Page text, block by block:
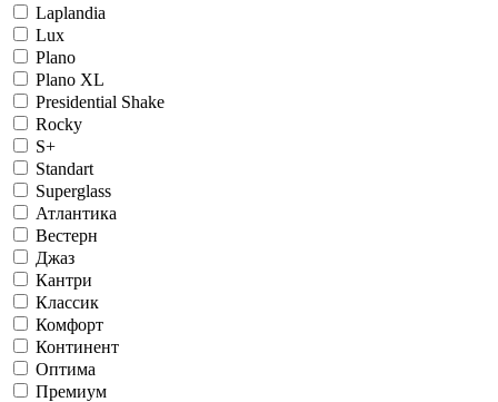
Laplandia
Lux
Plano
Plano XL
Presidential Shake
Rocky
S+
Standart
Superglass
Атлантика
Вестерн
Джаз
Кантри
Классик
Комфорт
Континент
Оптима
Премиум